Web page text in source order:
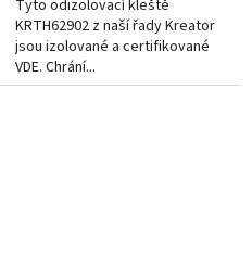
Tyto odizolovací kleště
KRTH62902 z naší řady Kreator
jsou izolované a certifikované
VDE. Chrání...